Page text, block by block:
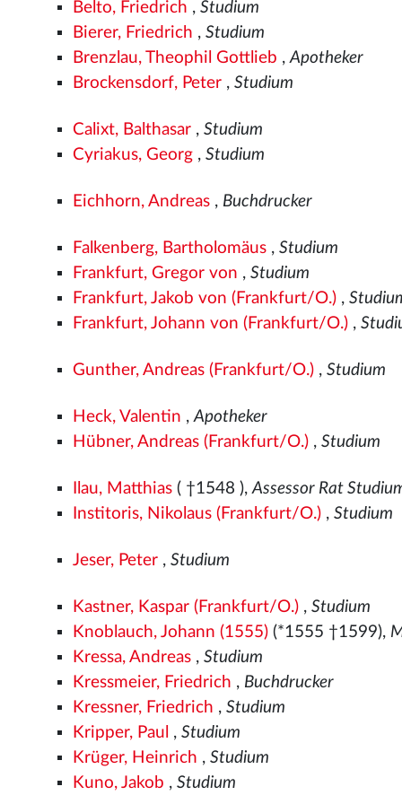
Belto, Friedrich ,Studium
Bierer, Friedrich ,Studium
Brenzlau, Theophil Gottlieb ,Apotheker
Brockensdorf, Peter ,Studium
Calixt, Balthasar ,Studium
Cyriakus, Georg ,Studium
Eichhorn, Andreas , Buchdrucker
Falkenberg, Bartholomäus ,Studium
Frankfurt, Gregor von ,Studium
Frankfurt, Jakob von (Frankfurt/O.) ,
Frankfurt, Johann von (Frankfurt/O.) ,
Gunther, Andreas (Frankfurt/O.) ,Studium
Heck, Valentin ,Apotheker
Hübner, Andreas (Frankfurt/O.) ,Studium
Ilau, Matthias ( †1548 ),Assessor Rat
Institoris, Nikolaus (Frankfurt/O.) ,Studium
Jeser, Peter ,Studium
Kastner, Kaspar (Frankfurt/O.) ,Studium
Knoblauch, Johann (1555) (*1555 †1599),
Kressa, Andreas ,Studium
Kressmeier, Friedrich , Buchdrucker
Kressner, Friedrich ,Studium
Kripper, Paul ,Studium
Krüger, Heinrich ,Studium
Kuno, Jakob ,Studium